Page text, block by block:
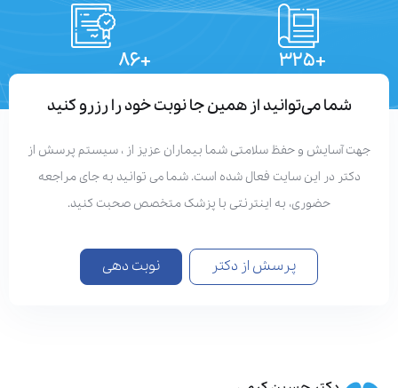
شما می‌توانید از همین جا نوبت خود را رزرو کنید
آسایش و حفظ سلامتی شما بیماران عزیز از ، سیستم پرسش از
دکتر در این سایت فعال شده است. شما می توانید به جای مراجعه
حضوری، به اینترنتی با پزشک متخصص صحبت کنید.
پرسش از دکتر نوبت دهی